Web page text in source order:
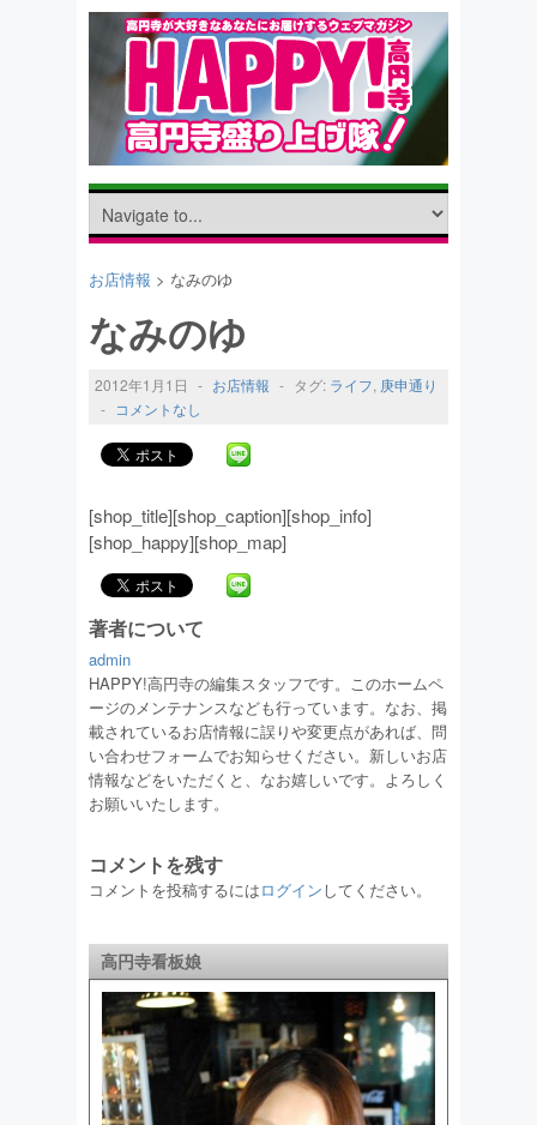
お店情報 > なみのゆ
なみのゆ
2012年1月1日 - お店情報 - タグ: ライフ, 庚申通り
- コメントなし
[shop_title][shop_caption][shop_info]
[shop_happy][shop_map]
著者について
admin
HAPPY!高円寺の編集スタッフです。このホームペ
ージのメンテナンスなども行っています。なお、掲
載されているお店情報に誤りや変更点があれば、問
い合わせフォームでお知らせください。新しいお店
情報などをいただくと、なお嬉しいです。よろしく
お願いいたします。
コメントを残す
コメントを投稿するにはログインしてください。
高円寺看板娘